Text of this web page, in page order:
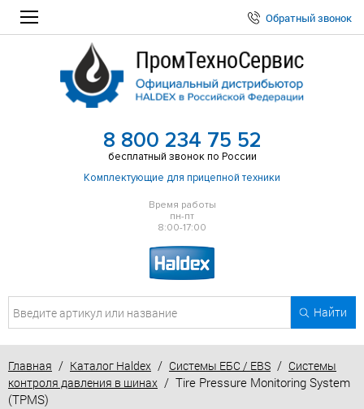
Обратный звонок
8 800 234 75 52
бесплатный звонок по России
Комплектующие для прицепной техники
Время работы
пн-пт
8:00-17:00
Найти
Главная / Каталог Haldex / Системы ЕБС / EBS / Системы
контроля давления в шинах / Tire Pressure Monitoring System
(TPMS)